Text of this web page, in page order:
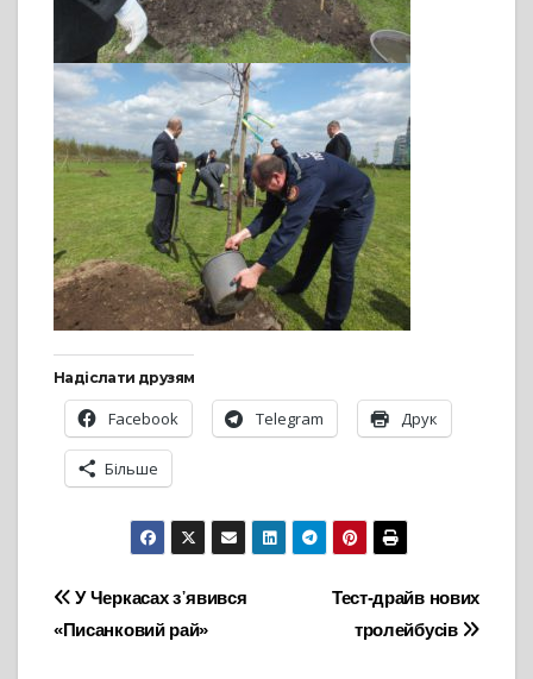
Надіслати друзям
Facebook Telegram Друк
Більше
Навігація
записів
Тест-драйв нових
тролейбусів
У Черкасах з᾽явився
«Писанковий рай»